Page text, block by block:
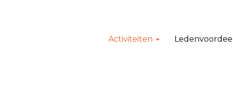
Activiteiten Ledenvoordeel